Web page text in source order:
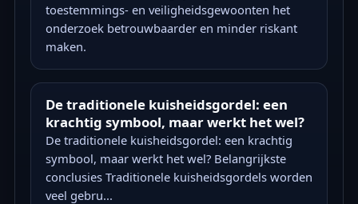
toestemmings- en veiligheidsgewoonten het
onderzoek betrouwbaarder en minder riskant
maken.
De traditionele kuisheidsgordel: een
krachtig symbool, maar werkt het wel?
De traditionele kuisheidsgordel: een krachtig
symbool, maar werkt het wel? Belangrijkste
conclusies Traditionele kuisheidsgordels worden
veel gebru...